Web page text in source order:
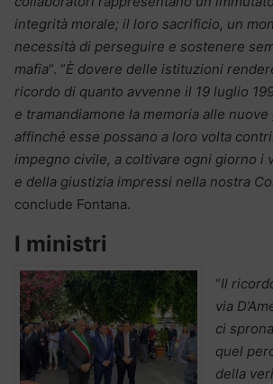
integrità morale; il loro sacrificio, un
necessità di perseguire e sostenere
mafia“. “È dovere delle istituzioni
ricordo di quanto avvenne il 19 luglio
e tramandiamone la memoria alle
affinché esse possano a loro volta
impegno civile, a coltivare ogni giorno i
e della giustizia impressi nella nostra
conclude Fontana.
I ministri
“Il
via
ci
quel
della